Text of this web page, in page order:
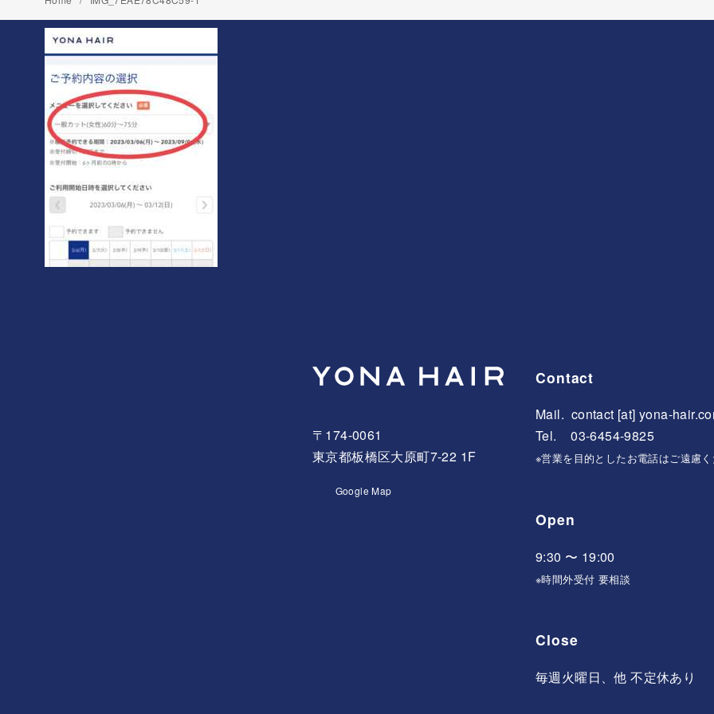
〒174-0061
東京都板橋区大原町7-22 1F
Google Map
Contact
Mail. contact [at] yona-
Tel. 03-6454-9825
※営業を目的としたお電話はご遠慮
Open
9:30 〜 19:00
※時間外受付 要相談
Close
毎週火曜日、他 不定休あり